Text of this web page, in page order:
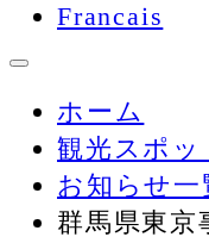
Francais
ホーム
観光スポッ
お知らせ一
群馬県東京